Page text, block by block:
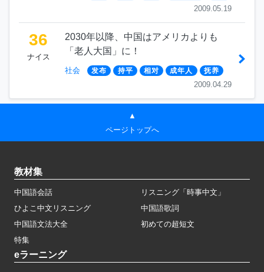
2009.05.19
36
ナイス
2030年以降、中国はアメリカよりも
「老人大国」に！
社会 发布 持平 相对 成年人 抚养
2009.04.29
▲
ページトップへ
教材集
中国語会話
リスニング「時事中文」
ひよこ中文リスニング
中国語歌詞
中国語文法大全
初めての超短文
特集
eラーニング